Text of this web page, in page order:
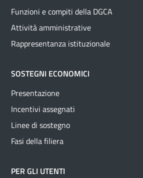
Funzioni e compiti della DGCA
Attività amministrative
Rappresentanza istituzionale
SOSTEGNI ECONOMICI
Presentazione
Incentivi assegnati
Linee di sostegno
Fasi della filiera
PER GLI UTENTI